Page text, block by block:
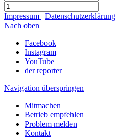
Impressum | Datenschutzerklärung
Nach oben
Facebook
Instagram
YouTube
der reporter
Navigation überspringen
Mitmachen
Betrieb empfehlen
Problem melden
Kontakt